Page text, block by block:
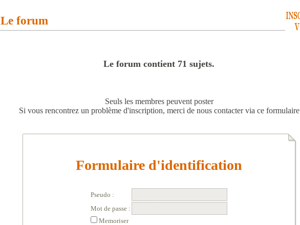
Le forum
Le forum contient 71 sujets.
Seuls les membres peuvent poster
Si vous rencontrez un problème d'inscription, merci de nous contacter via ce formulaire
Formulaire d'identification
Pseudo :
Mot de passe :
Memoriser